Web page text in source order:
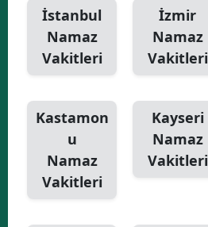
İstanbul
Namaz
Vakitleri
İzmir
Namaz
Vakitleri
Kastamon
u
Namaz
Vakitleri
Kayseri
Namaz
Vakitleri